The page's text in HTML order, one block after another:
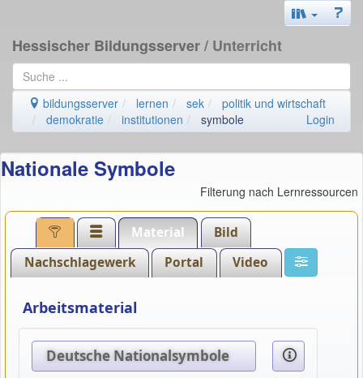
Hessischer Bildungsserver/ Unterricht
bildungsserver lernen sek
politik und wirtschaft
demokratie
institutionen symbole Login
Nationale Symbole
Filterung nach Lernressourcen
Material
Bild
Nachschlagewerk
Portal Video
Arbeitsmaterial
Deutsche Nationalsymbole